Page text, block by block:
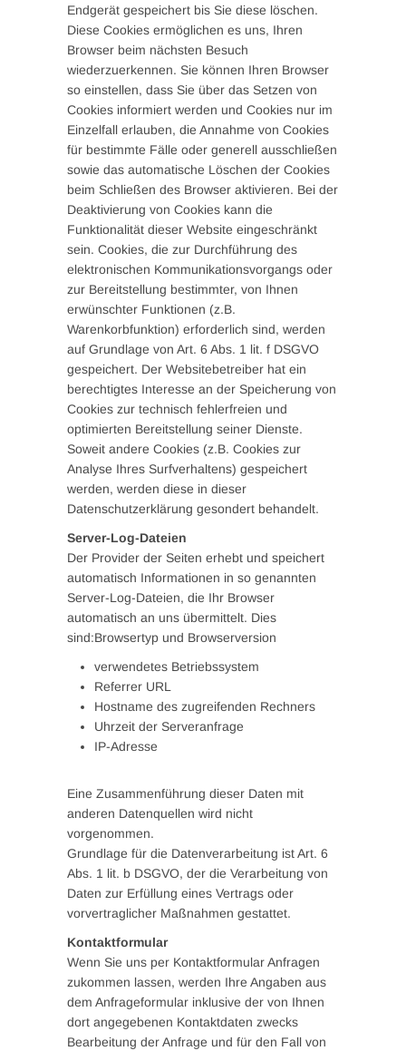
Endgerät gespeichert bis Sie diese löschen.
Diese Cookies ermöglichen es uns, Ihren
Browser beim nächsten Besuch
wiederzuerkennen. Sie können Ihren Browser
so einstellen, dass Sie über das Setzen von
Cookies informiert werden und Cookies nur im
Einzelfall erlauben, die Annahme von Cookies
für bestimmte Fälle oder generell ausschließen
sowie das automatische Löschen der Cookies
beim Schließen des Browser aktivieren. Bei der
Deaktivierung von Cookies kann die
Funktionalität dieser Website eingeschränkt
sein. Cookies, die zur Durchführung des
elektronischen Kommunikationsvorgangs oder
zur Bereitstellung bestimmter, von Ihnen
erwünschter Funktionen (z.B.
Warenkorbfunktion) erforderlich sind, werden
auf Grundlage von Art. 6 Abs. 1 lit. f DSGVO
gespeichert. Der Websitebetreiber hat ein
berechtigtes Interesse an der Speicherung von
Cookies zur technisch fehlerfreien und
optimierten Bereitstellung seiner Dienste.
Soweit andere Cookies (z.B. Cookies zur
Analyse Ihres Surfverhaltens) gespeichert
werden, werden diese in dieser
Datenschutzerklärung gesondert behandelt.
Server-Log-Dateien
Der Provider der Seiten erhebt und speichert
automatisch Informationen in so genannten
Server-Log-Dateien, die Ihr Browser
automatisch an uns übermittelt. Dies
sind:Browsertyp und Browserversion
verwendetes Betriebssystem
Referrer URL
Hostname des zugreifenden Rechners
Uhrzeit der Serveranfrage
IP-Adresse
Eine Zusammenführung dieser Daten mit
anderen Datenquellen wird nicht
vorgenommen.
Grundlage für die Datenverarbeitung ist Art. 6
Abs. 1 lit. b DSGVO, der die Verarbeitung von
Daten zur Erfüllung eines Vertrags oder
vorvertraglicher Maßnahmen gestattet.
Kontaktformular
Wenn Sie uns per Kontaktformular Anfragen
zukommen lassen, werden Ihre Angaben aus
dem Anfrageformular inklusive der von Ihnen
dort angegebenen Kontaktdaten zwecks
Bearbeitung der Anfrage und für den Fall von